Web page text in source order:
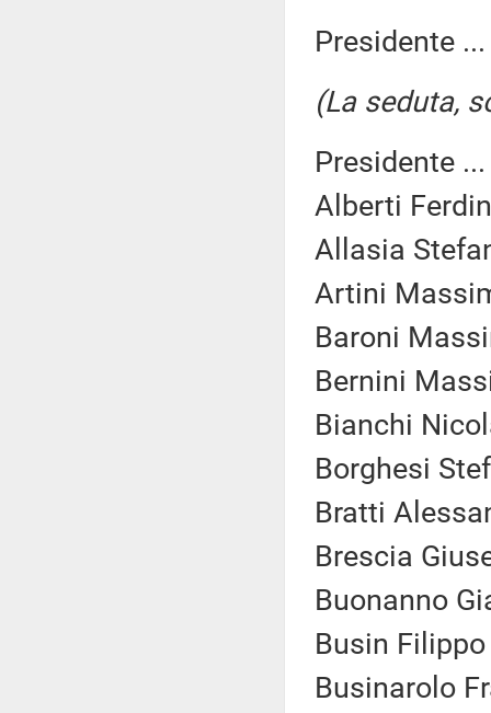
Presidente
(La seduta,
Presidente
Alberti
Allasia
Artini
Baroni
Bernini
Bianchi
Borghesi
Bratti
Brescia
Buonanno
Busin
Businarolo